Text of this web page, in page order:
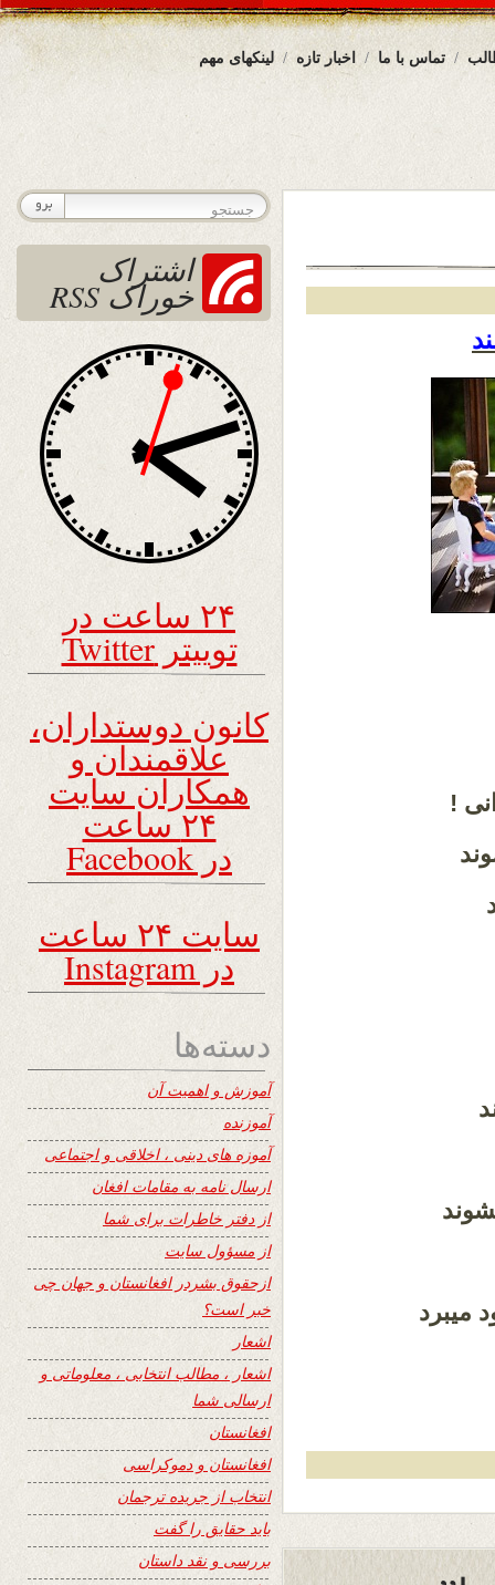
لینکهای مهم اخبار تازه تماس با ما
!
میبرد
اشتراک
خوراک RSS
۲۴ ساعت در
توییتر Twitter
کانون دوستداران،
علاقمندان و
همکاران سایت
۲۴ ساعت
در Facebook
سایت ۲۴ ساعت
در Instagram
دسته‌ها
آموزش و اهمیت آن
آموزنده
آموزه های دینی ، اخلاقی و اجتماعی
ارسال نامه به مقامات افغان
از دفتر خاطرات برای شما
از مسؤول سایت
ازحقوق بشردر افغانستان و جهان چی
خبر است؟
اشعار
اشعار ، مطالب انتخابی ، معلوماتی و
ارسالی شما
افغانستان
افغانستان و دموکراسی
انتخاب از جریده ترجمان
باید حقایق را گفت
بررسی و نقد داستان